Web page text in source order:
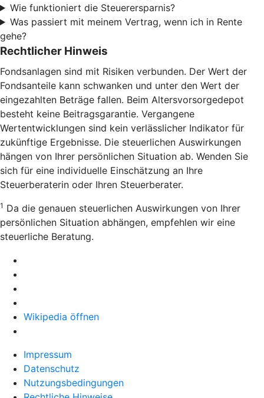
Wie funktioniert die Steuerersparnis?
Was passiert mit meinem Vertrag, wenn ich in Rente
gehe?
Rechtlicher Hinweis
Fondsanlagen sind mit Risiken verbunden. Der Wert der
Fondsanteile kann schwanken und unter den Wert der
eingezahlten Beträge fallen. Beim Altersvorsorgedepot
besteht keine Beitragsgarantie. Vergangene
Wertentwicklungen sind kein verlässlicher Indikator für
zukünftige Ergebnisse. Die steuerlichen Auswirkungen
hängen von Ihrer persönlichen Situation ab. Wenden Sie
sich für eine individuelle Einschätzung an Ihre
Steuerberaterin oder Ihren Steuerberater.
1 Da die genauen steuerlichen Auswirkungen von Ihrer
persönlichen Situation abhängen, empfehlen wir eine
steuerliche Beratung.
Wikipedia öffnen
Impressum
Datenschutz
Nutzungsbedingungen